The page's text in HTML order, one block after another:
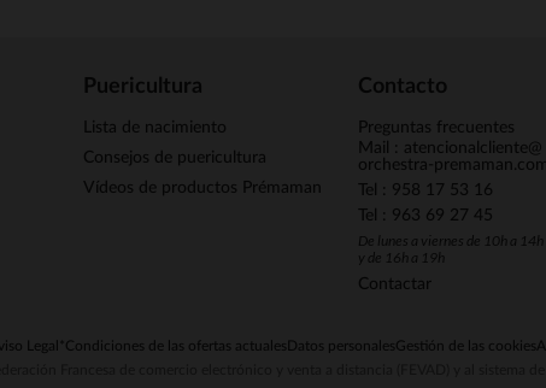
Puericultura
Lista de nacimiento
Consejos de puericultura
Vídeos de productos Prémaman
Contacto
Preguntas frecuentes
Mail : atencionalcliente@
orchestra-premaman.com
Tel : 958 17 53 16
Tel : 963 69 27 45
De lunes a viernes de 10h a 14h
y de 16h a 19h
Contactar
Legal *Condiciones de las ofertas actuales Datos personalesGestión de las cookies